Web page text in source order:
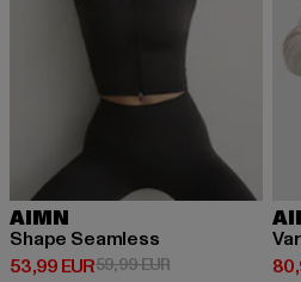
AIMN
Shape Seamless
53,99 EUR
Derzeitiger Preis: 53,99 EUR
59,99 EURAktionspreis: